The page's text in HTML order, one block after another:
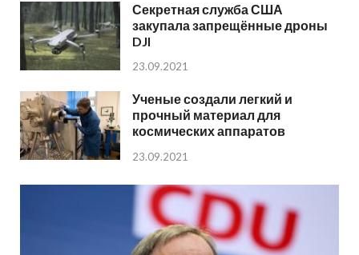
Секретная служба США
закупала запрещённые дроны
DJI
23.09.2021
Ученые создали легкий и
прочный материал для
космических аппаратов
23.09.2021